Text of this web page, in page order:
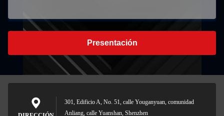
Presentación
301, Edificio A, No. 51, calle Youganyuan, comunidad
Anliang, calle Yuanshan, Shenzhen